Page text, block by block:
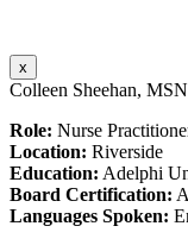
x
Colleen Sheehan,
Role: Nurse
Location: Riverside
Education: Adelphi
Board Certification:
Languages Spoken: